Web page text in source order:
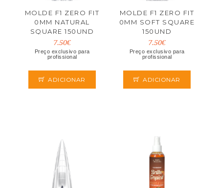
MOLDE F1 ZERO FIT
0MM NATURAL
SQUARE 150UND
7.50€
Preço exclusivo para
profissional
ADICIONAR
MOLDE F1 ZERO FIT
0MM SOFT SQUARE
150UND
7.50€
Preço exclusivo para
profissional
ADICIONAR